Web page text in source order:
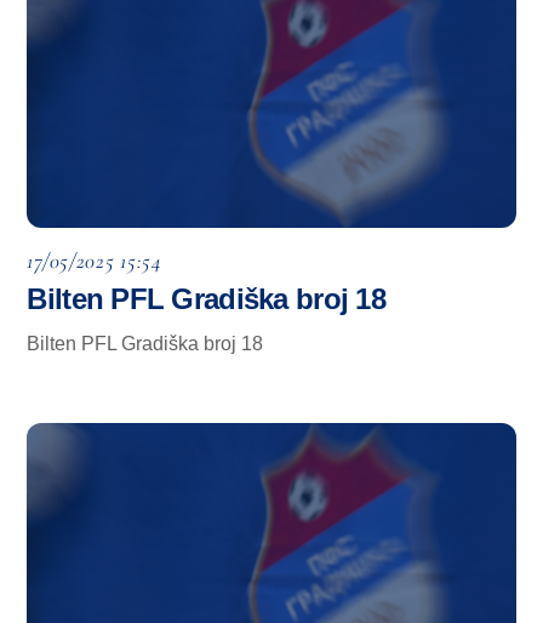
17/05/2025 15:54
Bilten PFL Gradiška broj 18
Bilten PFL Gradiška broj 18